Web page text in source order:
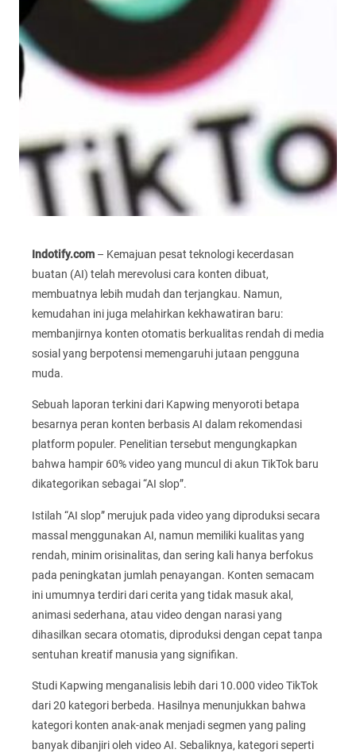
Indotify.com – Kemajuan pesat teknologi kecerdasan
buatan (AI) telah merevolusi cara konten dibuat,
membuatnya lebih mudah dan terjangkau. Namun,
kemudahan ini juga melahirkan kekhawatiran baru:
membanjirnya konten otomatis berkualitas rendah di media
sosial yang berpotensi memengaruhi jutaan pengguna
muda.
Sebuah laporan terkini dari Kapwing menyoroti betapa
besarnya peran konten berbasis AI dalam rekomendasi
platform populer. Penelitian tersebut mengungkapkan
bahwa hampir 60% video yang muncul di akun TikTok baru
dikategorikan sebagai “AI slop”.
Istilah “AI slop” merujuk pada video yang diproduksi secara
massal menggunakan AI, namun memiliki kualitas yang
rendah, minim orisinalitas, dan sering kali hanya berfokus
pada peningkatan jumlah penayangan. Konten semacam
ini umumnya terdiri dari cerita yang tidak masuk akal,
animasi sederhana, atau video dengan narasi yang
dihasilkan secara otomatis, diproduksi dengan cepat tanpa
sentuhan kreatif manusia yang signifikan.
Studi Kapwing menganalisis lebih dari 10.000 video TikTok
dari 20 kategori berbeda. Hasilnya menunjukkan bahwa
kategori konten anak-anak menjadi segmen yang paling
banyak dibanjiri oleh video AI. Sebaliknya, kategori seperti